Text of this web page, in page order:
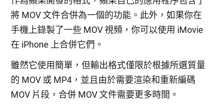
將 MOV 文件合併為一個的功能。此外，如果你在
手機上錄製了一些 MOV 視頻，你可以使用 iMovie
在 iPhone 上合併它們。
雖然它使用簡單，但輸出格式僅限於根據所選質量
的 MOV 或 MP4，並且由於需要渲染和重新編碼
MOV 片段，合併 MOV 文件需要更多時間。